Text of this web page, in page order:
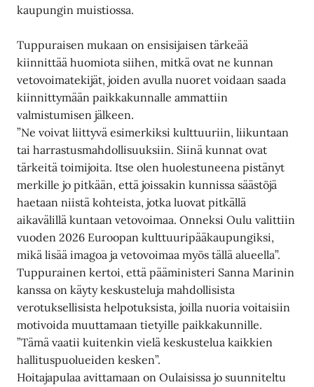
kaupungin muistiossa.
Tuppuraisen mukaan on ensisijaisen tärkeää
kiinnittää huomiota siihen, mitkä ovat ne kunnan
vetovoimatekijät, joiden avulla nuoret voidaan saada
kiinnittymään paikkakunnalle ammattiin
valmistumisen jälkeen.
”Ne voivat liittyvä esimerkiksi kulttuuriin, liikuntaan
tai harrastusmahdollisuuksiin. Siinä kunnat ovat
tärkeitä toimijoita. Itse olen huolestuneena pistänyt
merkille jo pitkään, että joissakin kunnissa säästöjä
haetaan niistä kohteista, jotka luovat pitkällä
aikavälillä kuntaan vetovoimaa. Onneksi Oulu valittiin
vuoden 2026 Euroopan kulttuuripääkaupungiksi,
mikä lisää imagoa ja vetovoimaa myös tällä alueella”.
Tuppurainen kertoi, että pääministeri Sanna Marinin
kanssa on käyty keskusteluja mahdollisista
verotuksellisista helpotuksista, joilla nuoria voitaisiin
motivoida muuttamaan tietyille paikkakunnille.
”Tämä vaatii kuitenkin vielä keskustelua kaikkien
hallituspuolueiden kesken”.
Hoitajapulaa avittamaan on Oulaisissa jo suunniteltu